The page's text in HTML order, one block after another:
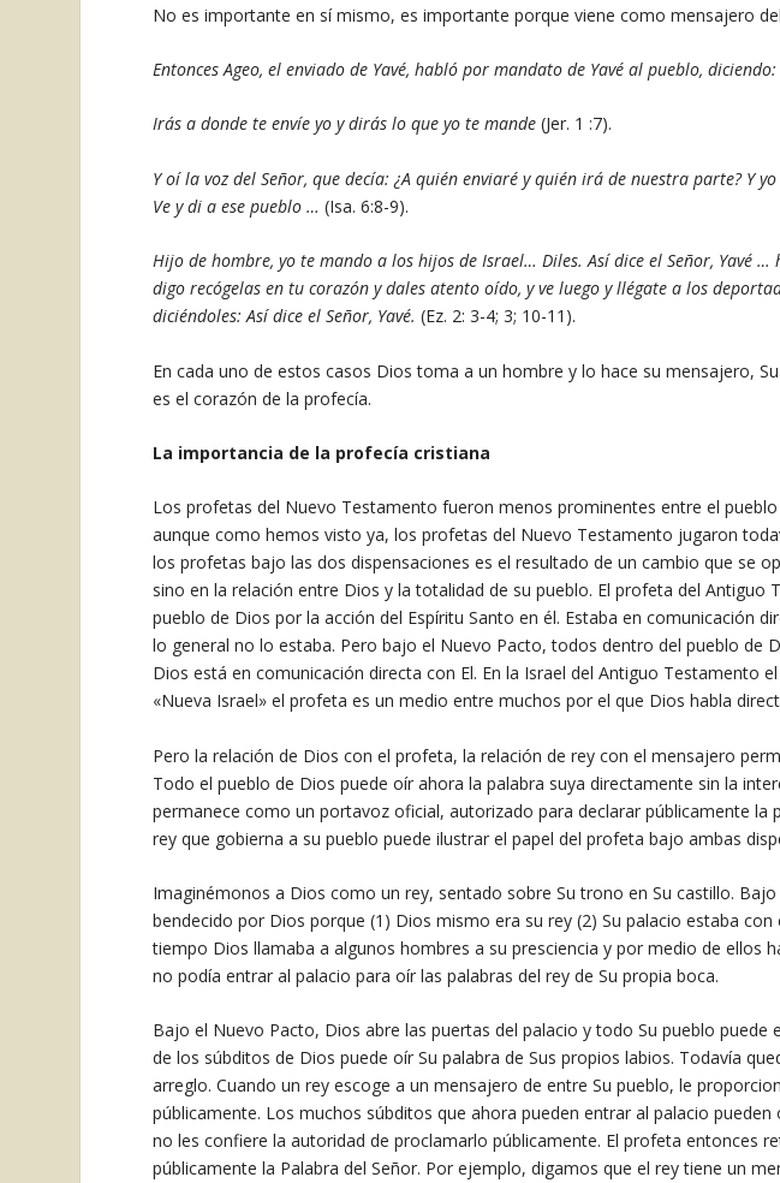
No es importante en sí mismo, es importante porque viene como mensajero
Entonces Ageo, el enviado de Yavé, habló por mandato de Yavé al pueblo,
Irás a donde te envíe yo y dirás lo que yo te mande (Jer. 1 :7).
Y oí la voz del Señor, que decía: ¿A quién enviaré y quién irá de nuestra parte? Y
Ve y di a ese pueblo … (Isa. 6:8-9).
Hijo de hombre, yo te mando a los hijos de Israel… Diles. Así dice el Señor, Yavé
digo recógelas en tu corazón y dales atento oído, y ve luego y llégate a los
diciéndoles: Así dice el Señor, Yavé. (Ez. 2: 3-4; 3; 10-11).
En cada uno de estos casos Dios toma a un hombre y lo hace su mensajero,
es el corazón de la profecía.
La importancia de la profecía cristiana
Los profetas del Nuevo Testamento fueron menos prominentes entre el
aunque como hemos visto ya, los profetas del Nuevo Testamento jugaron
los profetas bajo las dos dispensaciones es el resultado de un cambio que se
sino en la relación entre Dios y la totalidad de su pueblo. El profeta del
pueblo de Dios por la acción del Espíritu Santo en él. Estaba en comunicación
lo general no lo estaba. Pero bajo el Nuevo Pacto, todos dentro del pueblo de
Dios está en comunicación directa con El. En la Israel del Antiguo Testamento
«Nueva Israel» el profeta es un medio entre muchos por el que Dios habla
Pero la relación de Dios con el profeta, la relación de rey con el mensajero
Todo el pueblo de Dios puede oír ahora la palabra suya directamente sin la
permanece como un portavoz oficial, autorizado para declarar públicamente la
rey que gobierna a su pueblo puede ilustrar el papel del profeta bajo ambas
Imaginémonos a Dios como un rey, sentado sobre Su trono en Su castillo.
bendecido por Dios porque (1) Dios mismo era su rey (2) Su palacio estaba
tiempo Dios llamaba a algunos hombres a su presciencia y por medio de ellos
no podía entrar al palacio para oír las palabras del rey de Su propia boca.
Bajo el Nuevo Pacto, Dios abre las puertas del palacio y todo Su pueblo puede
de los súbditos de Dios puede oír Su palabra de Sus propios labios. Todavía
arreglo. Cuando un rey escoge a un mensajero de entre Su pueblo, le
públicamente. Los muchos súbditos que ahora pueden entrar al palacio
no les confiere la autoridad de proclamarlo públicamente. El profeta entonces
públicamente la Palabra del Señor. Por ejemplo, digamos que el rey tiene un